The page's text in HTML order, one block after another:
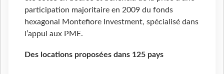
participation majoritaire en 2009 du fonds
hexagonal Montefiore Investment, spécialisé dans
l’appui aux PME.
Des locations proposées dans 125 pays